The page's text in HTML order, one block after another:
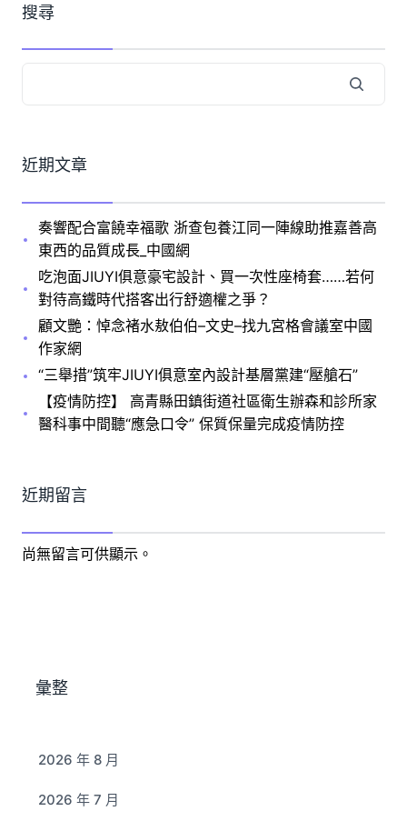
搜尋
近期文章
奏響配合富饒幸福歌 浙查包養江同一陣線助推嘉善高
東西的品質成長_中國網
吃泡面JIUYI俱意豪宅設計、買一次性座椅套……若何
對待高鐵時代搭客出行舒適權之爭？
顧文艷：悼念褚水敖伯伯–文史–找九宮格會議室中國
作家網
“三舉措”筑牢JIUYI俱意室內設計基層黨建“壓艙石”
【疫情防控】 高青縣田鎮街道社區衛生辦森和診所家
醫科事中間聽“應急口令” 保質保量完成疫情防控
近期留言
尚無留言可供顯示。
彙整
2026 年 8 月
2026 年 7 月